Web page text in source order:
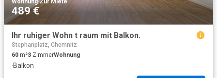
Wohnung·Zur Miete
489 €
Ihr ruhiger Wohn t raum mit Balkon.
Stephanplatz, Chemnitz
60 m²3 ZimmerWohnung
·Balkon